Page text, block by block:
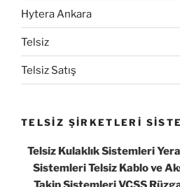
Hytera Ankara
Telsiz
Telsiz Satış
TELSİZ ŞİRKETLERİ
Telsiz Kulaklık Sistemleri
Sistemleri Telsiz Kablo ve